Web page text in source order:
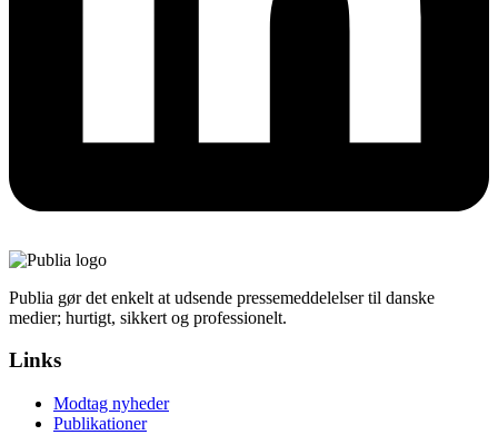
Publia gør det enkelt at udsende pressemeddelelser til danske
medier; hurtigt, sikkert og professionelt.
Links
Modtag nyheder
Publikationer